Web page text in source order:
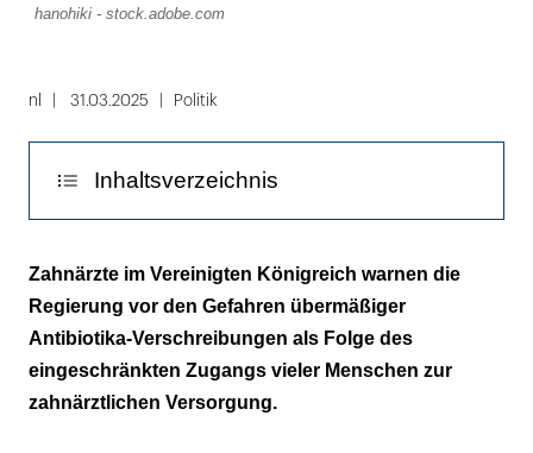
hanohiki - stock.adobe.com
nl 31.03.2025 Politik
Inhaltsverzeichnis
Telemedizin hat Antibiotikaverordnungen
verstärkt
Gefahr von Resistenzentwicklungen
FDI fordert besseren Zugang zur
Zahnärzte im Vereinigten Königreich warnen die
Regierung vor den Gefahren übermäßiger
Antibiotika-Verschreibungen als Folge des
eingeschränkten Zugangs vieler Menschen zur
zahnärztlichen Versorgung.